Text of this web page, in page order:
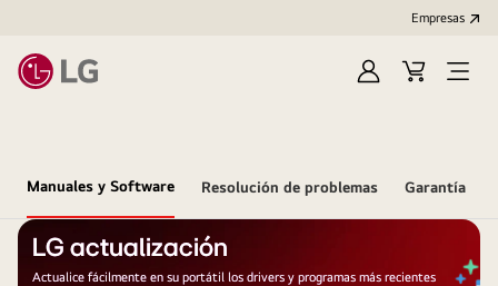
Empresas
IniciarCarritoOpen
Manuales y Software Resolución de problemas Garantía
LG actualización
Actualice fácilmente en su portátil los drivers y programas más recientes